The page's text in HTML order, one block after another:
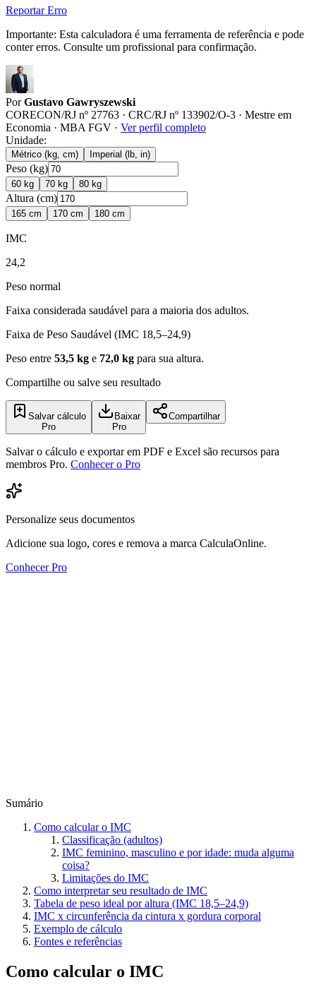
Reportar Erro
Importante: Esta calculadora é uma ferramenta de referência e pode
conter erros. Consulte um profissional para confirmação.
PorGustavo Gawryszewski
CORECON/RJ nº 27763 · CRC/RJ nº 133902/O-3 · Mestre em
Economia · MBA FGV · Ver perfil completo
Unidade:
Métrico (kg, cm) Imperial (lb, in)
Peso (kg)
60 kg 70 kg 80 kg
Altura (cm)
165 cm 170 cm 180 cm
IMC
24,2
Peso normal
Faixa considerada saudável para a maioria dos adultos.
Faixa de Peso Saudável (IMC 18,5–24,9)
Peso entre 53,5 kg e 72,0 kg para sua altura.
Compartilhe ou salve seu resultado
Salvar cálculo
Pro
Baixar
Pro
Compartilhar
Salvar o cálculo e exportar em PDF e Excel são recursos para
membros Pro. Conhecer o Pro
Personalize seus documentos
Adicione sua logo, cores e remova a marca CalculaOnline.
Conhecer Pro
Sumário
Como calcular o IMC
Classificação (adultos)
IMC feminino, masculino e por idade: muda alguma
coisa?
Limitações do IMC
Como interpretar seu resultado de IMC
Tabela de peso ideal por altura (IMC 18,5–24,9)
IMC x circunferência da cintura x gordura corporal
Exemplo de cálculo
Fontes e referências
Como calcular o IMC